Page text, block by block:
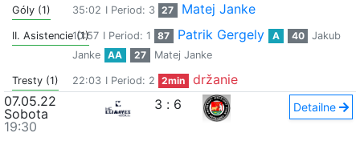
Góly (1) 35:02 I Period: 3 27 Matej Janke
II. Asistencie (1)
10:57 I Period: 1 87 Patrik Gergely A 40
Jakub
Janke
AA 27 Matej Janke
Tresty (1) 22:03 I Period: 2 2min
držanie
07.05.22
Sobota
19:30
3 : 6 Detailne